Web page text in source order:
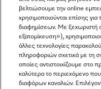
Miele στο Instagram
Miele στο Facebook
Miele στο
βελτιώσουμε την online
χρησιμοποιούνται επίσης
διαφημίσεων. Με
εξατομίκευση»),
άλλες τεχνολογίες
πληροφοριών σχετικά με τη
οποίες αντιστοιχίζουμε στο
καλύτερα το περιεχόμενο
διαφόρων καναλιών.